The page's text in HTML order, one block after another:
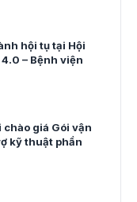
hội tụ tại Hội
– Bệnh viện
giá Gói vận
kỹ thuật phần